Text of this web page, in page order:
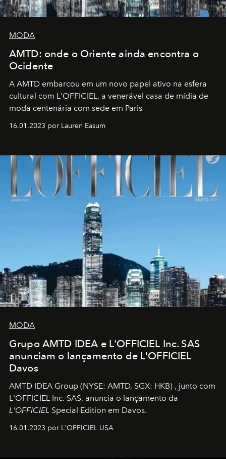
MODA
AMTD: onde o Oriente ainda encontra o
Ocidente
A AMTD embarcou em um novo papel ativo na esfera
cultural com L'OFFICIEL, a venerável casa de mídia de
moda centenária com sede em Paris
16.01.2023 por Lauren Easum
MODA
Grupo AMTD IDEA e L'OFFICIEL Inc. SAS
anunciam o lançamento de L'OFFICIEL
Davos
AMTD IDEA Group (NYSE: AMTD, SGX: HKB) , junto com
L'OFFICIEL Inc. SAS, anuncia o lançamento da
L'OFFICIEL Special Edition em Davos.
16.01.2023 por L'OFFICIEL USA